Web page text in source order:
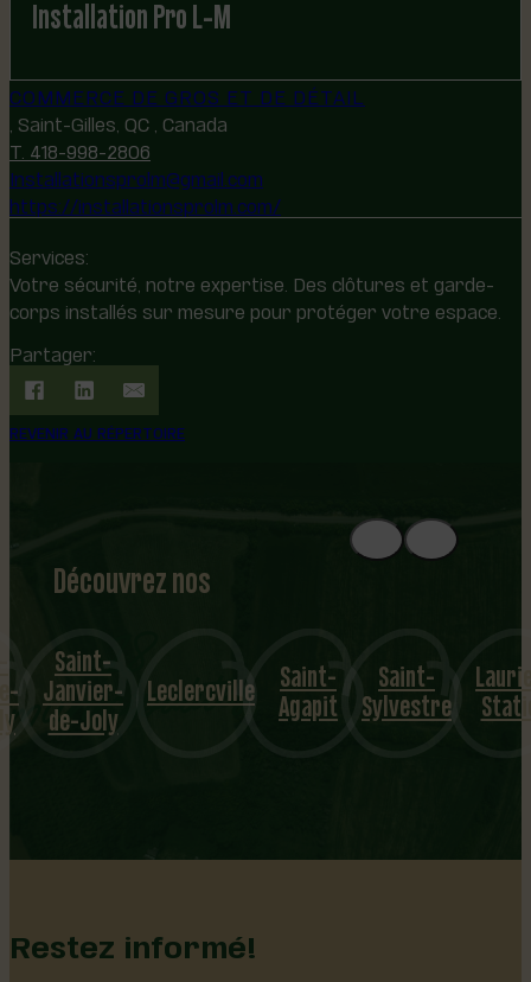
Installation Pro L-M
COMMERCE DE GROS ET DE DÉTAIL
, Saint-Gilles, QC , Canada
T. 418-998-2806
Installationsprolm@gmail.com
https://installationsprolm.com/
Services:
Votre sécurité, notre expertise. Des clôtures et garde-
corps installés sur mesure pour protéger votre espace.
Partager:
REVENIR AU RÉPERTOIRE
Découvrez nos
1
8
mu
nicipalités
Saint-
Janvier-
de-Joly
Leclercville Saint-
Agapit
Saint-
Sylvestre
Restez informé!